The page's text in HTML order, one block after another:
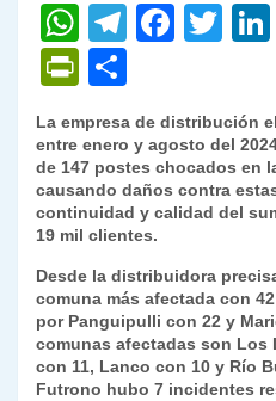
W
h
at
s
A
p
p
T
gr
a
m
F
e
b
o
k
T
er
P
nt
Fr
ie
n
dl
y
o
m
p
ar
tir
La empresa de distribución
entre enero y agosto del
de 147 postes chocados en
causando daños contra
continuidad y calidad del
19 mil clientes.
Desde la distribuidora
comuna más afectada con
por Panguipulli con 22 y
comunas afectadas son Los
con 11, Lanco con 10 y Río
Futrono hubo 7 incidentes